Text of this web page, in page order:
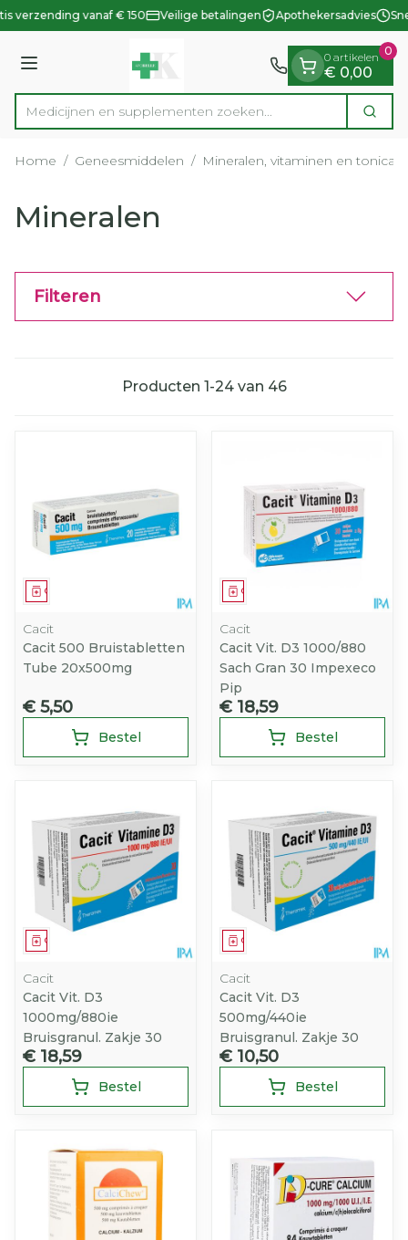
Ga naar de inhoud
1 van 1
verzending vanaf € 150 Veilige betalingen Apothekersadvies
Menu
Product, merk, categorie...
Medicijnen en supplementen zoeken... Zoek
0 artikelen
€ 0,00
0
Home / Geneesmiddelen / Mineralen, vitaminen en tonica
Mineralen
Filteren
Producten 1-24van 46
Geneesmiddel
Cacit
Cacit 500 Bruistabletten
Tube 20x500mg
€ 5,50
Bestel
Geneesmiddel
Cacit
Cacit Vit. D3 1000/880
Sach Gran 30 Impexeco
Pip
€ 18,59
Bestel
Geneesmiddel
Cacit
Cacit Vit. D3
1000mg/880ie
Bruisgranul. Zakje 30
€ 18,59
Bestel
Geneesmiddel
Cacit
Cacit Vit. D3
500mg/440ie
Bruisgranul. Zakje 30
€ 10,50
Bestel